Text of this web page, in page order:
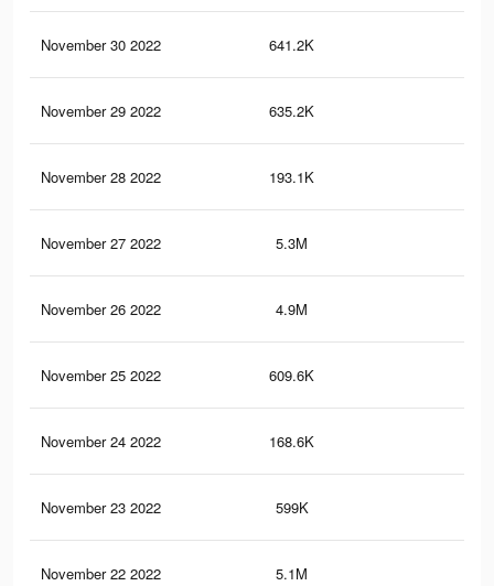
November 30 2022 641.2K
November 29 2022 635.2K
November 28 2022 193.1K
November 27 2022 5.3M
November 26 2022 4.9M
November 25 2022 609.6K
November 24 2022 168.6K
November 23 2022 599K
November 22 2022 5.1M